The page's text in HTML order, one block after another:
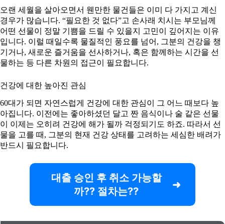
오랜 세월을 살아오면서 웬만한 물건들은 이미 다 가지고 계신
경우가 많습니다. “필요한 것 없다”고 손사래 치시는 부모님께
어떤 선물이 정말 기쁨을 드릴 수 있을지 고민이 깊어지는 이유
입니다. 이럴 때일수록 물질적인 풍요를 넘어, 그분의 건강을 챙
기거나, 새로운 즐거움을 선사하거나, 혹은 함께하는 시간을 선
물하는 등 다른 차원의 접근이 필요합니다.
건강에 대한 높아진 관심
60대가 되면 자연스럽게 건강에 대한 관심이 그 어느 때보다 높
아집니다. 이전에는 좋아하셨던 달고 짠 음식이나 술 같은 선물
이 이제는 오히려 건강에 해가 될까 걱정되기도 하죠. 따라서 선
물을 고를 때, 그분의 현재 건강 상태를 고려하는 세심한 배려가
반드시 필요합니다.
대출 승인 후 취소 가능할
까?? 절차는??